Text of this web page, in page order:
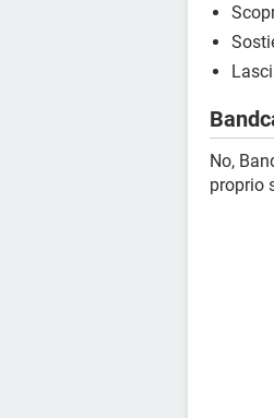
No,
proprio